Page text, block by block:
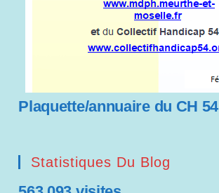
Plaquette/annuaire du CH 54
Statistiques Du Blog